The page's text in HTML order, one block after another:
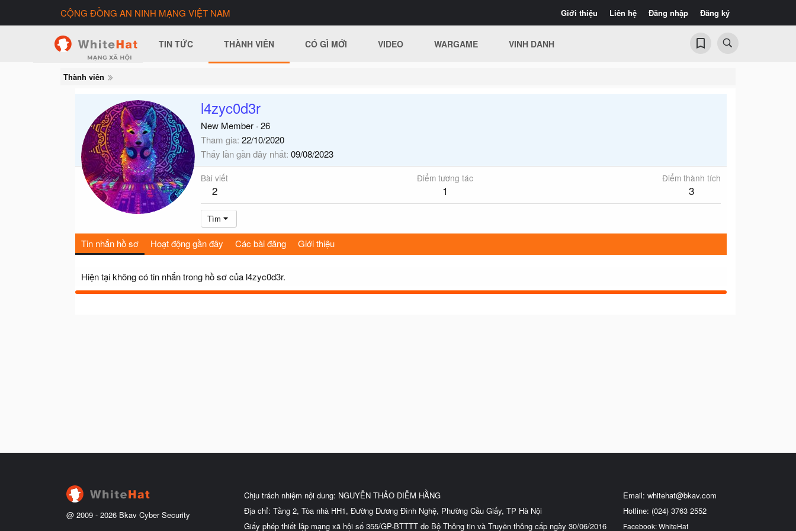
Giới thiệu Liên hệ Đăng nhập Đăng ký
CỘNG ĐỒNG AN NINH MẠNG VIỆT NAM
TIN TỨC THÀNH VIÊN CÓ GÌ MỚI VIDEO WARGAME VINH DANH
Thành viên
l4zyc0d3r
New Member · 26
Tham gia 22/10/2020
Thấy lần gần đây nhất 09/08/2023
Bài viết
2
Điểm tương tác
1
Điểm thành tích
3
Tìm
Tin nhắn hồ sơ Hoạt động gần đây Các bài đăng Giới thiệu
Hiện tại không có tin nhắn trong hồ sơ của l4zyc0d3r.
@ 2009 - 2026 Bkav Cyber Security
Chịu trách nhiệm nội dung: NGUYỄN THẢO DIỄM HẰNG
Địa chỉ: Tầng 2, Tòa nhà HH1, Đường Dương Đình Nghệ, Phường Cầu Giấy, TP Hà Nội
Giấy phép thiết lập mạng xã hội số 355/GP-BTTTT do Bộ Thông tin và Truyền thông cấp ngày 30/06/2016
Email: whitehat@bkav.com
Hotline: (024) 3763 2552
Facebook: WhiteHat